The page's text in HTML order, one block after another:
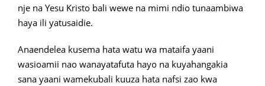
nje na Yesu Kristo bali wewe na mimi ndio tunaambiwa
haya ili yatusaidie.
Anaendelea kusema hata watu wa mataifa yaani
wasioamii nao wanayatafuta hayo na kuyahangakia
sana yaani wamekubali kuuza hata nafsi zao kwa